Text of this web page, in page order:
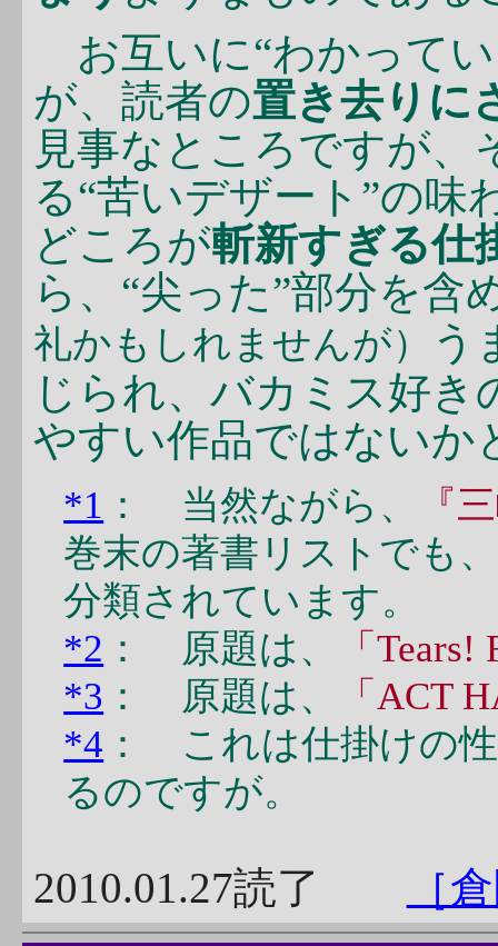
お互いに“わかって
が、読者の置き去りに
見事なところですが
る“苦いデザート”の味
どころが斬新すぎる仕
ら、“尖った”部分を含
礼かもしれませんが）
う
じられ、バカミス好き
やすい作品ではないか
*1 ： 当然ながら、
『
巻末の著書リストでも
分類されています。
*2 ： 原題は、
「
*3 ： 原題は、
「ACT
*4 ： これは仕掛けの
るのですが。
2010.01.27読了 ［